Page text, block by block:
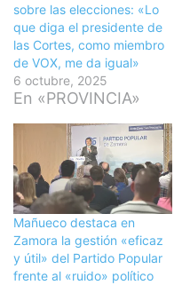
sobre las elecciones: «Lo
que diga el presidente de
las Cortes, como miembro
de VOX, me da igual»
6 octubre, 2025
En «PROVINCIA»
Mañueco destaca en
Zamora la gestión «eficaz
y útil» del Partido Popular
frente al «ruido» político